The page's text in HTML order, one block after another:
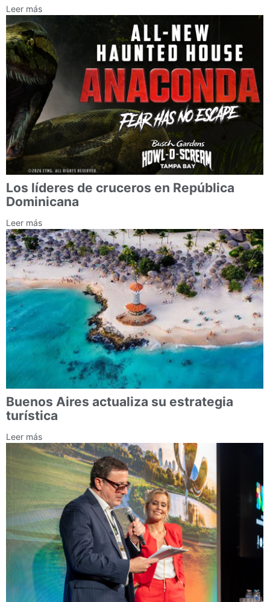
Leer más
Los líderes de cruceros en República
Dominicana
Leer más
Buenos Aires actualiza su estrategia
turística
Leer más